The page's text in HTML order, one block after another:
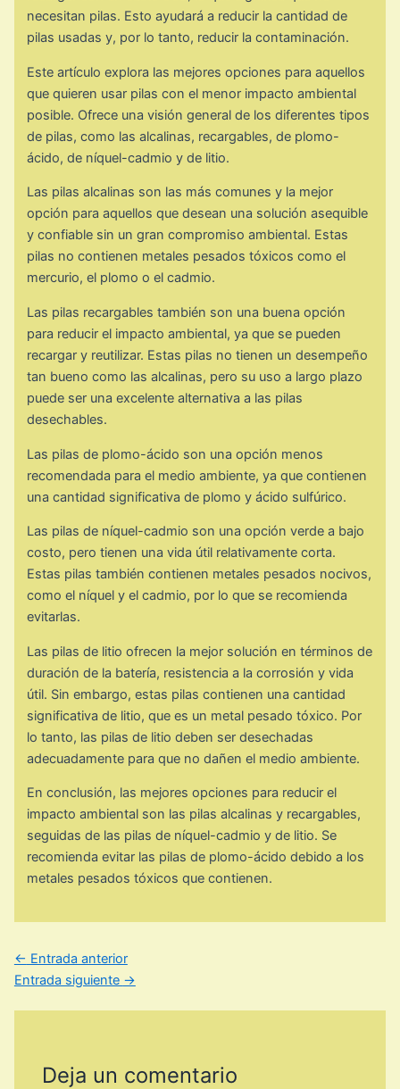
necesitan pilas. Esto ayudará a reducir la cantidad de
pilas usadas y, por lo tanto, reducir la contaminación.
Este artículo explora las mejores opciones para aquellos
que quieren usar pilas con el menor impacto ambiental
posible. Ofrece una visión general de los diferentes tipos
de pilas, como las alcalinas, recargables, de plomo-
ácido, de níquel-cadmio y de litio.
Las pilas alcalinas son las más comunes y la mejor
opción para aquellos que desean una solución asequible
y confiable sin un gran compromiso ambiental. Estas
pilas no contienen metales pesados tóxicos como el
mercurio, el plomo o el cadmio.
Las pilas recargables también son una buena opción
para reducir el impacto ambiental, ya que se pueden
recargar y reutilizar. Estas pilas no tienen un desempeño
tan bueno como las alcalinas, pero su uso a largo plazo
puede ser una excelente alternativa a las pilas
desechables.
Las pilas de plomo-ácido son una opción menos
recomendada para el medio ambiente, ya que contienen
una cantidad significativa de plomo y ácido sulfúrico.
Las pilas de níquel-cadmio son una opción verde a bajo
costo, pero tienen una vida útil relativamente corta.
Estas pilas también contienen metales pesados nocivos,
como el níquel y el cadmio, por lo que se recomienda
evitarlas.
Las pilas de litio ofrecen la mejor solución en términos de
duración de la batería, resistencia a la corrosión y vida
útil. Sin embargo, estas pilas contienen una cantidad
significativa de litio, que es un metal pesado tóxico. Por
lo tanto, las pilas de litio deben ser desechadas
adecuadamente para que no dañen el medio ambiente.
En conclusión, las mejores opciones para reducir el
impacto ambiental son las pilas alcalinas y recargables,
seguidas de las pilas de níquel-cadmio y de litio. Se
recomienda evitar las pilas de plomo-ácido debido a los
metales pesados tóxicos que contienen.
← Entrada anterior
Entrada siguiente →
Deja un comentario